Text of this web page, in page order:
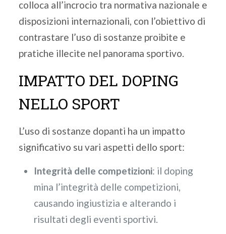
colloca all’incrocio tra normativa nazionale e
disposizioni internazionali, con l’obiettivo di
contrastare l’uso di sostanze proibite e
pratiche illecite nel panorama sportivo.
IMPATTO DEL DOPING
NELLO SPORT
L’uso di sostanze dopanti ha un impatto
significativo su vari aspetti dello sport:
Integrità delle competizioni: il doping
mina l’integrità delle competizioni,
causando ingiustizia e alterando i
risultati degli eventi sportivi.